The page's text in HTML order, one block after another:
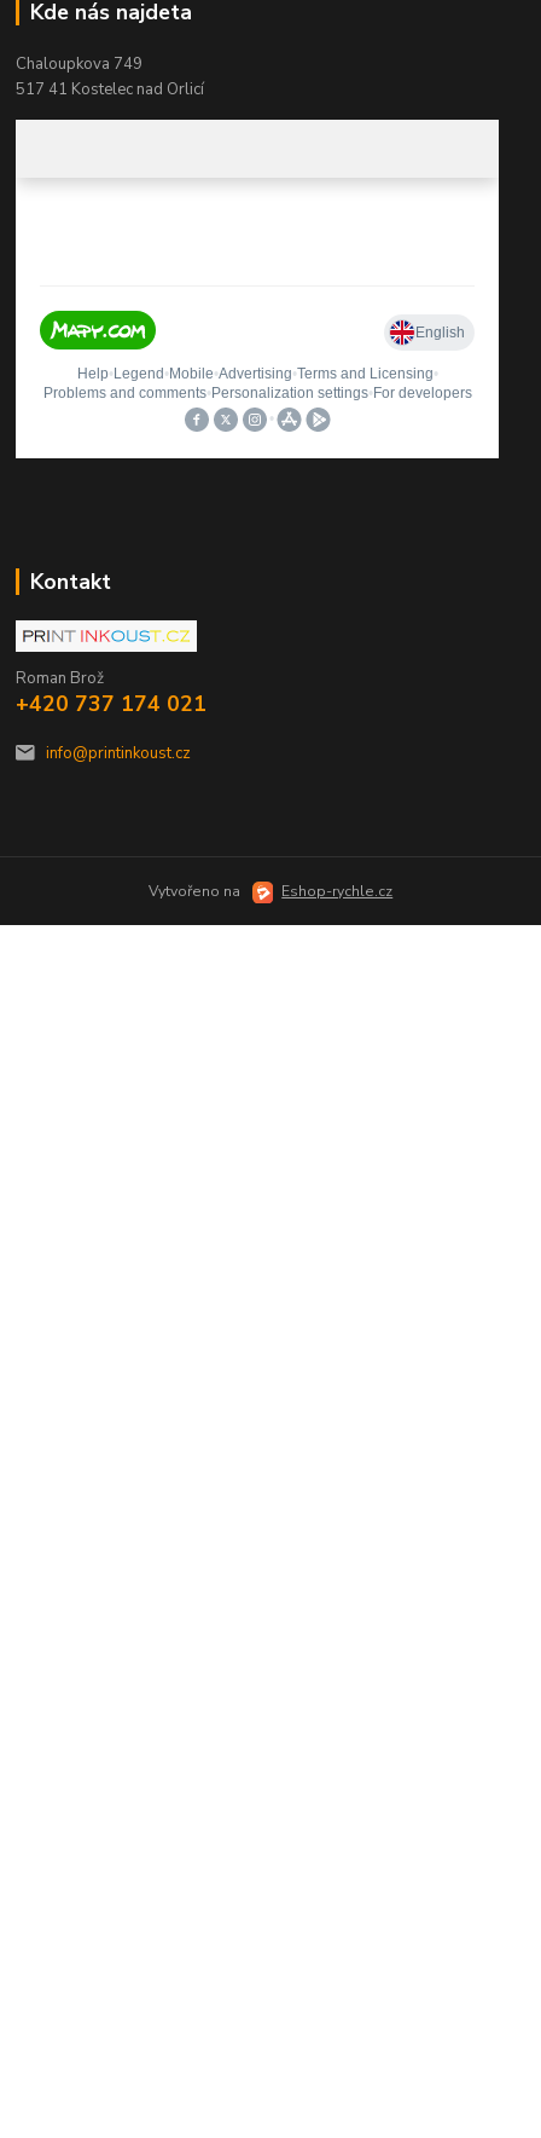
Kde nás najdeta
Chaloupkova 749
517 41 Kostelec nad Orlicí
Kontakt
Roman Brož
+420 737 174 021
info@printinkoust.cz
Vytvořeno na Eshop-rychle.cz